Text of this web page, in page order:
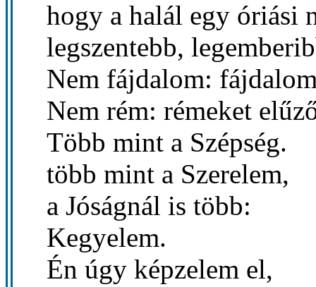
hogy a halál egy óriási
legszentebb,
Nem fájdalom:
Nem rém: rémeket
Több mint a Szépség.
több mint a Szerelem,
a Jóságnál is több:
Kegyelem.
Én úgy képzelem el,